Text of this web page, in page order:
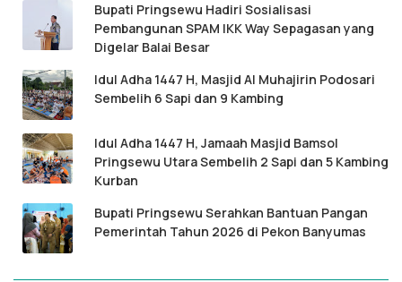
Bupati Pringsewu Hadiri Sosialisasi
Pembangunan SPAM IKK Way Sepagasan yang
Digelar Balai Besar
Idul Adha 1447 H, Masjid Al Muhajirin Podosari
Sembelih 6 Sapi dan 9 Kambing
Idul Adha 1447 H, Jamaah Masjid Bamsol
Pringsewu Utara Sembelih 2 Sapi dan 5 Kambing
Kurban
Bupati Pringsewu Serahkan Bantuan Pangan
Pemerintah Tahun 2026 di Pekon Banyumas